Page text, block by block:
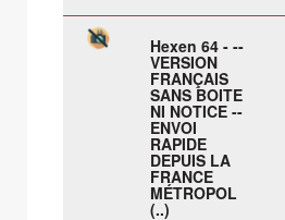
Hexen 64 - --
VERSION
FRANÇAIS
SANS BOITE
NI NOTICE --
ENVOI
RAPIDE
DEPUIS LA
FRANCE
MÉTROPOL
(..)